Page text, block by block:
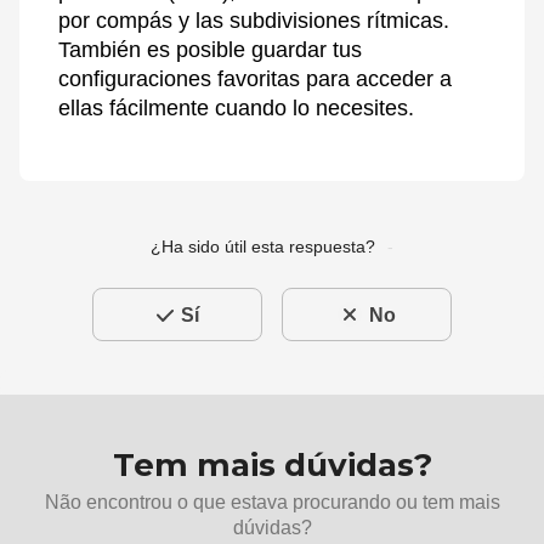
por compás y las subdivisiones rítmicas.
También es posible guardar tus
configuraciones favoritas para acceder a
ellas fácilmente cuando lo necesites.
¿Ha sido útil esta respuesta?
Sí No
Tem mais dúvidas?
Não encontrou o que estava procurando ou tem mais
dúvidas?